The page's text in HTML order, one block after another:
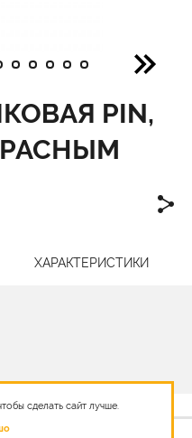
PIN,
ХАРАКТЕРИСТИКИ
сделать сайт лучше.